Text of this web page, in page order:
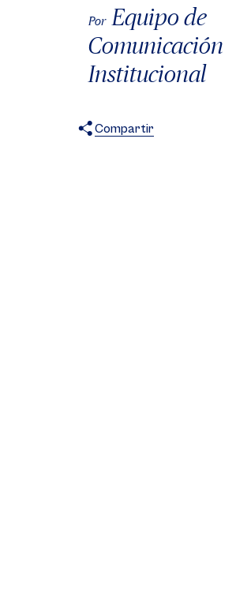
Por Equipo de
Comunicación
Institucional
Compartir